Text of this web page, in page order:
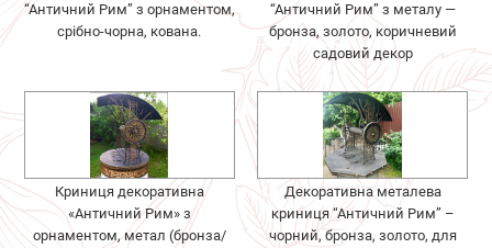
“Античний Рим” з орнаментом,
срібно-чорна, кована.
“Античний Рим” з металу —
бронза, золото, коричневий
садовий декор
Криниця декоративна
«Античний Рим» з
орнаментом, метал (бронза/
Декоративна металева
криниця “Античний Рим” –
чорний, бронза, золото, для